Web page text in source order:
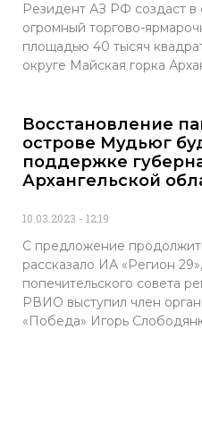
Резидент АЗ РФ создаст в
огромный торгово-
площадью 40 тысяч
округе Майская горка
Восстановление
острове Мудьюг
поддержке
Архангельской
10.03.2023 12:19
С предложение
рассказало ИА «Регион
попечительского совета
РВИО выступил член
«Победа» Игорь